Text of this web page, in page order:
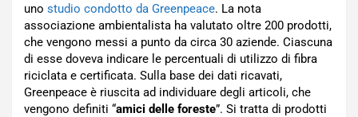
uno studio condotto da Greenpeace. La nota
associazione ambientalista ha valutato oltre 200 prodotti,
che vengono messi a punto da circa 30 aziende. Ciascuna
di esse doveva indicare le percentuali di utilizzo di fibra
riciclata e certificata. Sulla base dei dati ricavati,
Greenpeace è riuscita ad individuare degli articoli, che
vengono definiti “amici delle foreste”. Si tratta di prodotti